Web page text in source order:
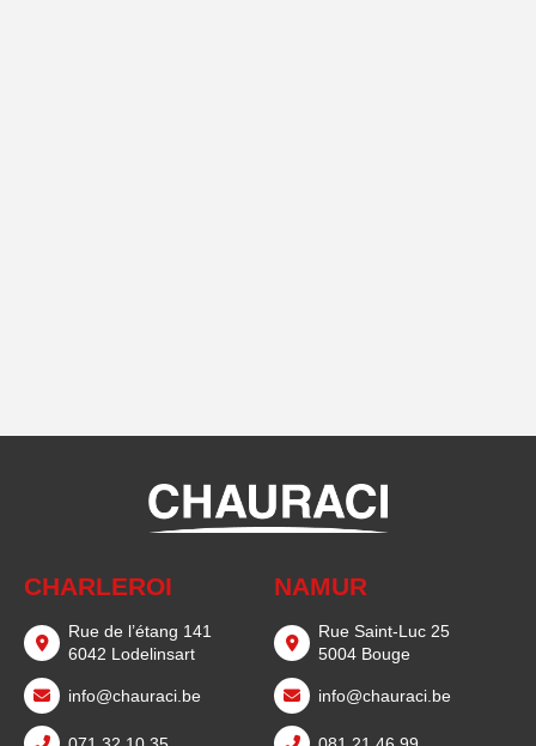
CHARLEROI
Rue de l’étang 141
6042 Lodelinsart
info@chauraci.be
NAMUR
Rue Saint-Luc 25
5004 Bouge
info@chauraci.be